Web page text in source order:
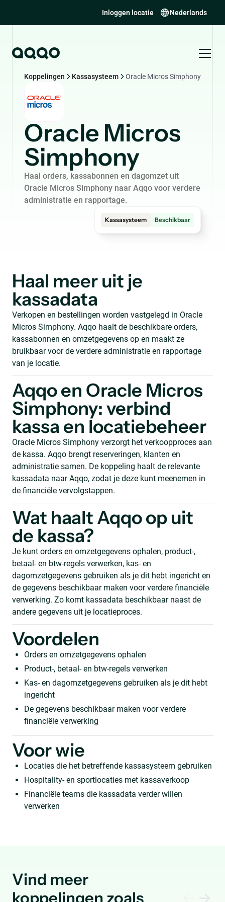
Inloggen locatie Nederlands
Koppelingen Kassasysteem Oracle Micros Simphony
Oracle Micros
Simphony
Haal orders, kassabonnen en dagomzet uit
Oracle Micros Simphony naar Aqqo voor verdere
administratie en rapportage.
Kassasysteem Beschikbaar
Haal meer uit je
kassadata
Verkopen en bestellingen worden vastgelegd in Oracle
Micros Simphony. Aqqo haalt de beschikbare orders,
kassabonnen en omzetgegevens op en maakt ze
bruikbaar voor de verdere administratie en rapportage
van je locatie.
Aqqo en Oracle Micros
Simphony: verbind
kassa en locatiebeheer
Oracle Micros Simphony verzorgt het verkoopproces aan
de kassa. Aqqo brengt reserveringen, klanten en
administratie samen. De koppeling haalt de relevante
kassadata naar Aqqo, zodat je deze kunt meenemen in
de financiële vervolgstappen.
Wat haalt Aqqo op uit
de kassa?
Je kunt orders en omzetgegevens ophalen, product-,
betaal- en btw-regels verwerken, kas- en
dagomzetgegevens gebruiken als je dit hebt ingericht en
de gegevens beschikbaar maken voor verdere financiële
verwerking. Zo komt kassadata beschikbaar naast de
andere gegevens uit je locatieproces.
Voordelen
Orders en omzetgegevens ophalen
Product-, betaal- en btw-regels verwerken
Kas- en dagomzetgegevens gebruiken als je dit hebt
ingericht
De gegevens beschikbaar maken voor verdere
financiële verwerking
Voor wie
Locaties die het betreffende kassasysteem gebruiken
Hospitality- en sportlocaties met kassaverkoop
Financiële teams die kassadata verder willen
verwerken
Vind meer